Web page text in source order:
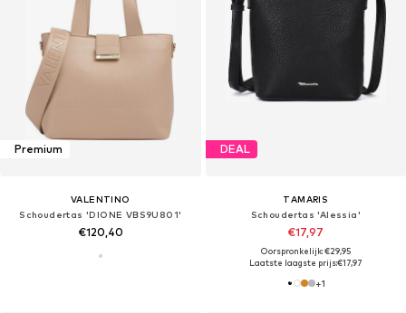
Premium
VALENTINO
Schoudertas 'DIONE VBS9U801'
€120,40
DEAL
TAMARIS
Schoudertas 'Alessia'
€17,97
Oorspronkelijk: €29,95
Laatste laagste prijs:€17,97
+1